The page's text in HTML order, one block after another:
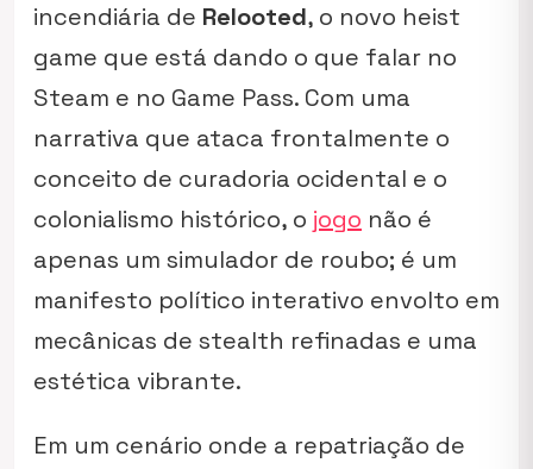
incendiária de Relooted, o novo heist
game que está dando o que falar no
Steam e no Game Pass. Com uma
narrativa que ataca frontalmente o
conceito de curadoria ocidental e o
colonialismo histórico, o jogo não é
apenas um simulador de roubo; é um
manifesto político interativo envolto em
mecânicas de stealth refinadas e uma
estética vibrante.
Em um cenário onde a repatriação de